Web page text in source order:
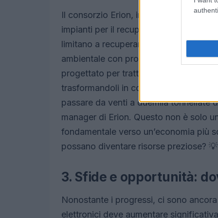
Il consorzio Erion, insieme a startup
impianti per il recupero delle terre rare
limitano a recuperare materiali
ambientale con processi
progettato per trattare enormi
trasformandoli in composti utili per la
passare da venti a duemila tonnellate
manager di Erion. Questo non è solo
fondamentale verso un’economia più
possano diventare risorse preziose? 💡
3. Sfide e opportunità:
Nonostante i progressi, ci sono
elettronici deve aumentare